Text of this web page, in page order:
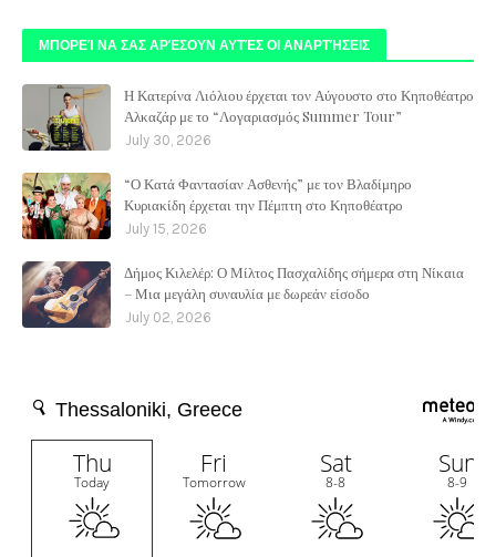
ΜΠΟΡΕΊ ΝΑ ΣΑΣ ΑΡΈΣΟΥΝ ΑΥΤΈΣ ΟΙ ΑΝΑΡΤΉΣΕΙΣ
Η Κατερίνα Λιόλιου έρχεται τον Αύγουστο στο Κηποθέατρο
Αλκαζάρ με το “Λογαριασμός Summer Tour”
July 30, 2026
“Ο Κατά Φαντασίαν Ασθενής” με τον Βλαδίμηρο
Κυριακίδη έρχεται την Πέμπτη στο Κηποθέατρο
July 15, 2026
Δήμος Κιλελέρ: Ο Μίλτος Πασχαλίδης σήμερα στη Νίκαια
– Μια μεγάλη συναυλία με δωρεάν είσοδο
July 02, 2026